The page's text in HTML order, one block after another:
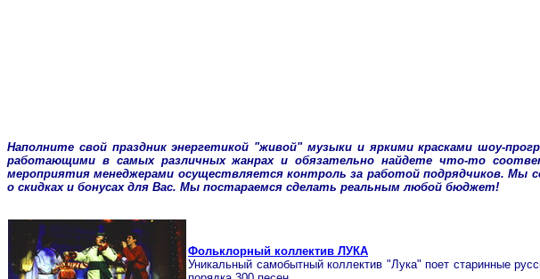
Наполните свой праздник энергетикой "живой" музыки и яркими красками шоу-
работающими в самых различных жанрах и обязательно найдете что-то
мероприятия менеджерами осуществляется контроль за работой подрядчиков. Мы
о скидках и бонусах для Вас. Мы постараемся сделать реальным любой бюджет!
Фольклорный коллектив ЛУКА
Уникальный самобытный коллектив "Лука" поет старинные